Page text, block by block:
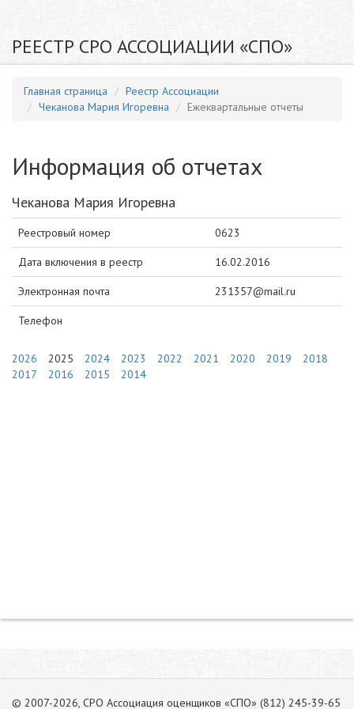
РЕЕСТР СРО АССОЦИАЦИИ «СПО»
Главная страница
Реестр Ассоциации
Чеканова Мария Игоревна
Ежеквартальные отчеты
Информация об отчетах
Чеканова Мария Игоревна
Реестровый номер 0623
Дата включения в реестр 16.02.2016
Электронная почта 231357@mail.ru
Телефон
2026 2025 2024 2023 2022 2021 2020 2019
2018
2017
2016 2015 2014
© 2007-2026, СРО Ассоциация оценщиков «СПО» (812) 245-39-65